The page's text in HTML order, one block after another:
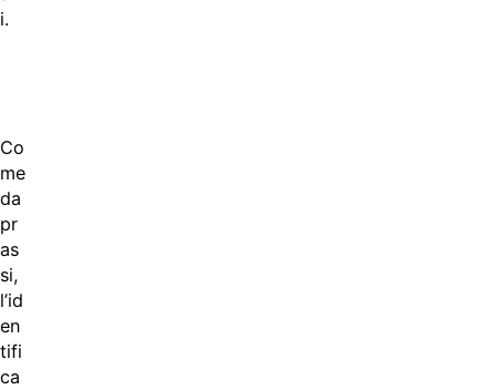
i.
Co
me
da
pr
as
si,
l’id
en
tifi
ca